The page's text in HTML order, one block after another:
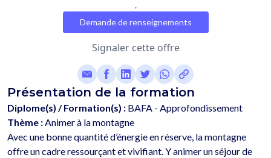
.
Demande de renseignements
Signaler cette offre
Présentation de la formation
Diplome(s) / Formation(s) : BAFA - Approfondissement
Thème :Animer à la montagne
Avec une bonne quantité d’énergie en réserve, la montagne
offre un cadre ressourçant et vivifiant. Y animer un séjour de